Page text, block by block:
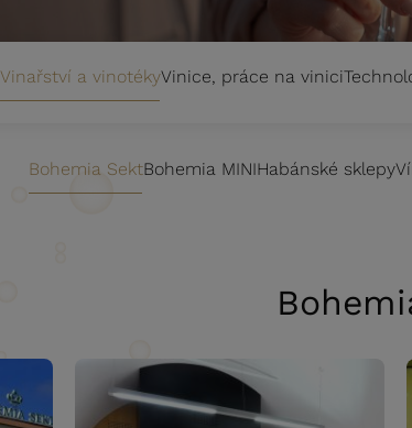
Vinařství a vinotékyVinice, práce na vinici
Bohemia SektBohemia MINIHabánské sklepy